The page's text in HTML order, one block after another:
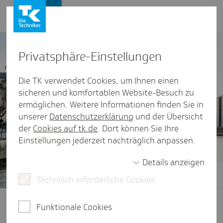
Krankenversicherung, der Zugang
Gesundheitspolitik im Fokus
Privat­sphäre-Einstel­lungen
Die TK verwendet Cookies, um Ihnen einen
sicheren und komfortablen Website-Besuch zu
ermöglichen. Weitere Informationen finden Sie in
unserer Datenschutzerklärung und der Übersicht
der Cookies auf tk.de. Dort können Sie Ihre
Einstellungen jederzeit nachträglich anpassen.
Details anzeigen
Technisch erforderliche Cookies
Funktionale Cookies